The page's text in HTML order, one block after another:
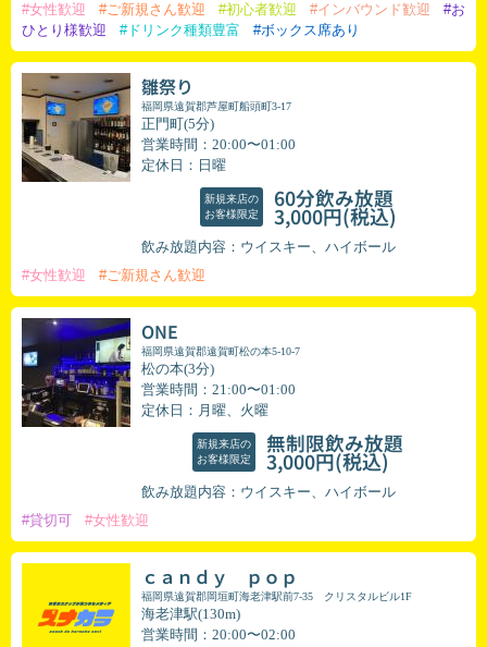
#女性歓迎 #ご新規さん歓迎 #初心者歓迎 #インバウンド歓迎
#お
ひとり様歓迎
#ドリンク種類豊富 #ボックス席あり
雛祭り
福岡県遠賀郡芦屋町船頭町3-17
正門町(5分)
営業時間：20:00〜01:00
定休日：日曜
新規来店の
お客様限定
60分飲み放題
3,000円(税込)
飲み放題内容：ウイスキー、ハイボール
#女性歓迎 #ご新規さん歓迎
ONE
福岡県遠賀郡遠賀町松の本5-10-7
松の本(3分)
営業時間：21:00〜01:00
定休日：月曜、火曜
新規来店の
お客様限定
無制限飲み放題
3,000円(税込)
飲み放題内容：ウイスキー、ハイボール
#貸切可 #女性歓迎
ｃａｎｄｙ ｐｏｐ
福岡県遠賀郡岡垣町海老津駅前7-35 クリスタルビル1F
海老津駅(130m)
営業時間：20:00〜02:00